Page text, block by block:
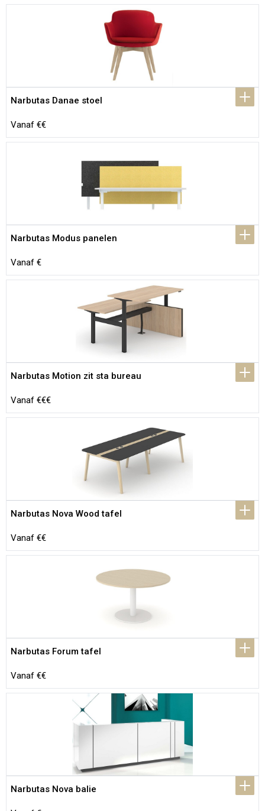
Narbutas Danae stoel
Vanaf €€
Narbutas Modus panelen
Vanaf €
Narbutas Motion zit sta bureau
Vanaf €€€
Narbutas Nova Wood tafel
Vanaf €€
Narbutas Forum tafel
Vanaf €€
Narbutas Nova balie